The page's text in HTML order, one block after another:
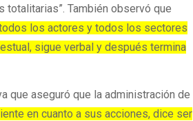
totalitarias”. También observó que
los actores y todos los sectores
sigue verbal y después termina
que aseguró que la administración de
en cuanto a sus acciones, dice ser